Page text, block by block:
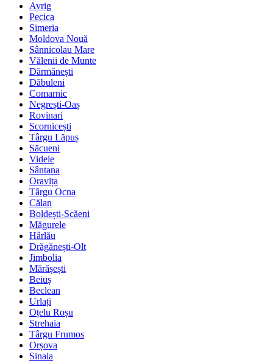
Avrig
Pecica
Simeria
Moldova Nouă
Sânnicolau Mare
Vălenii de Munte
Dărmănești
Dăbuleni
Comarnic
Negrești-Oaș
Rovinari
Scornicești
Târgu Lăpuș
Săcueni
Videle
Sântana
Oravița
Târgu Ocna
Călan
Boldești-Scăeni
Măgurele
Hârlău
Drăgănești-Olt
Jimbolia
Mărășești
Beiuș
Beclean
Urlați
Oțelu Roșu
Strehaia
Târgu Frumos
Orșova
Sinaia